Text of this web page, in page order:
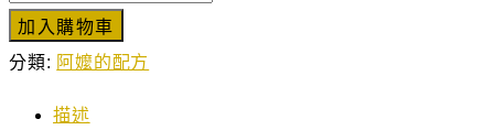
加入購物車
分類: 阿嬤的配方
描述